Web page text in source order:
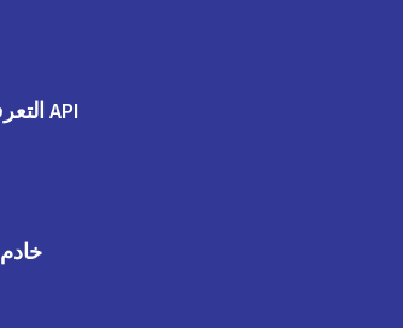
API التعرف الضوئي على الحروف
خادم MCP الخاص بـ (Peppol)